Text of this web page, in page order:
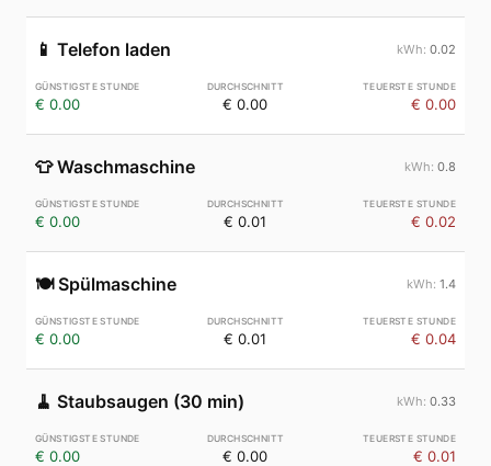
📱 Telefon laden 0.02
€ 0.00 € 0.00 € 0.00
👕 Waschmaschine 0.8
€ 0.00 € 0.01 € 0.02
🍽️ Spülmaschine 1.4
€ 0.00 € 0.01 € 0.04
🧹 Staubsaugen (30 min) 0.33
€ 0.00 € 0.00 € 0.01